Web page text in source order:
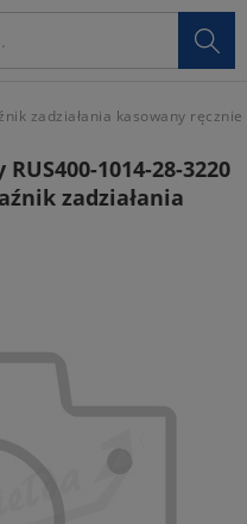

zadziałania kasowany ręcznie
1014-28-3220
zadziałania